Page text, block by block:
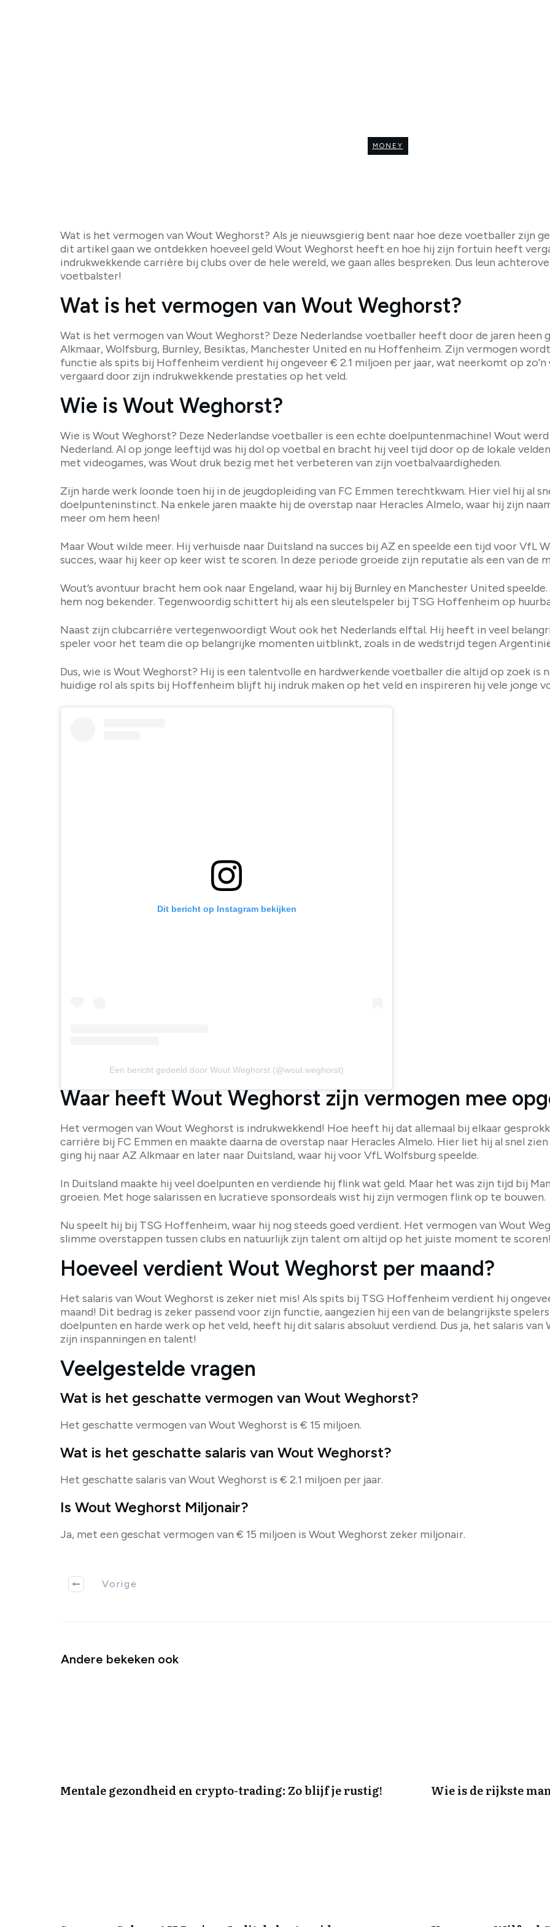
MONEY
Wat is het vermogen van Wout Weghorst? Als je nieuwsgierig bent naar hoe deze voetballer zijn
dit artikel gaan we ontdekken hoeveel geld Wout Weghorst heeft en hoe hij zijn fortuin heeft
indrukwekkende carrière bij clubs over de hele wereld, we gaan alles bespreken. Dus leun
voetbalster!
Wat is het vermogen van Wout Weghorst?
Wat is het vermogen van Wout Weghorst? Deze Nederlandse voetballer heeft door de jaren heen
Alkmaar, Wolfsburg, Burnley, Besiktas, Manchester United en nu Hoffenheim. Zijn vermogen
functie als spits bij Hoffenheim verdient hij ongeveer € 2.1 miljoen per jaar, wat neerkomt op
vergaard door zijn indrukwekkende prestaties op het veld.
Wie is Wout Weghorst?
Wie is Wout Weghorst? Deze Nederlandse voetballer is een echte doelpuntenmachine! Wout
Nederland. Al op jonge leeftijd was hij dol op voetbal en bracht hij veel tijd door op de lokale
met videogames, was Wout druk bezig met het verbeteren van zijn voetbalvaardigheden.
Zijn harde werk loonde toen hij in de jeugdopleiding van FC Emmen terechtkwam. Hier viel hij al
doelpunteninstinct. Na enkele jaren maakte hij de overstap naar Heracles Almelo, waar hij zijn
meer om hem heen!
Maar Wout wilde meer. Hij verhuisde naar Duitsland na succes bij AZ en speelde een tijd voor VfL
succes, waar hij keer op keer wist te scoren. In deze periode groeide zijn reputatie als een van de
Wout’s avontuur bracht hem ook naar Engeland, waar hij bij Burnley en Manchester United
hem nog bekender. Tegenwoordig schittert hij als een sleutelspeler bij TSG Hoffenheim op
Naast zijn clubcarrière vertegenwoordigt Wout ook het Nederlands elftal. Hij heeft in veel
speler voor het team die op belangrijke momenten uitblinkt, zoals in de wedstrijd tegen
Dus, wie is Wout Weghorst? Hij is een talentvolle en hardwerkende voetballer die altijd op zoek is
huidige rol als spits bij Hoffenheim blijft hij indruk maken op het veld en inspireren hij vele jonge
Dit bericht op Instagram bekijken
Een bericht gedeeld door Wout Weghorst (@wout.weghorst)
Waar heeft Wout Weghorst zijn vermogen mee
Het vermogen van Wout Weghorst is indrukwekkend! Hoe heeft hij dat allemaal bij elkaar
carrière bij FC Emmen en maakte daarna de overstap naar Heracles Almelo. Hier liet hij al snel
ging hij naar AZ Alkmaar en later naar Duitsland, waar hij voor VfL Wolfsburg speelde.
In Duitsland maakte hij veel doelpunten en verdiende hij flink wat geld. Maar het was zijn tijd bij
groeien. Met hoge salarissen en lucratieve sponsordeals wist hij zijn vermogen flink op te bouwen.
Nu speelt hij bij TSG Hoffenheim, waar hij nog steeds goed verdient. Het vermogen van Wout
slimme overstappen tussen clubs en natuurlijk zijn talent om altijd op het juiste moment te scoren!
Hoeveel verdient Wout Weghorst per maand?
Het salaris van Wout Weghorst is zeker niet mis! Als spits bij TSG Hoffenheim verdient hij
maand! Dit bedrag is zeker passend voor zijn functie, aangezien hij een van de belangrijkste
doelpunten en harde werk op het veld, heeft hij dit salaris absoluut verdiend. Dus ja, het salaris
zijn inspanningen en talent!
Veelgestelde vragen
Wat is het geschatte vermogen van Wout Weghorst?
Het geschatte vermogen van Wout Weghorst is € 15 miljoen.
Wat is het geschatte salaris van Wout Weghorst?
Het geschatte salaris van Wout Weghorst is € 2.1 miljoen per jaar.
Is Wout Weghorst Miljonair?
Ja, met een geschat vermogen van € 15 miljoen is Wout Weghorst zeker miljonair.
Vorige
Andere bekeken ook
Mentale gezondheid en crypto-trading: Zo blijf je rustig! Wie is de rijkste